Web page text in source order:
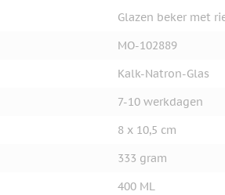
Glazen beker met
MO-102889
Kalk-Natron-Glas
7-10 werkdagen
8 x 10,5 cm
333 gram
400 ML